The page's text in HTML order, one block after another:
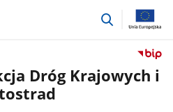
przejdź
Dróg Krajowych i